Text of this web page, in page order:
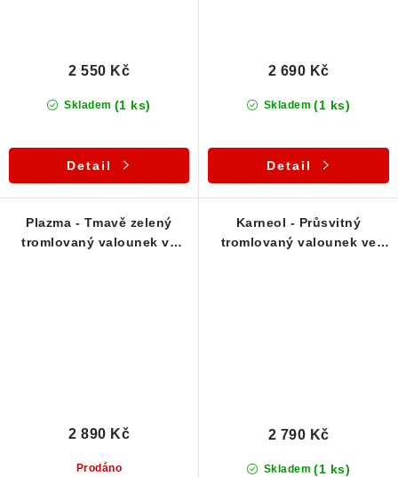
Skladem (1 ks)
2 550 Kč
Detail
Skladem (1 ks)
2 690 Kč
Detail
Plazma - Tmavě zelený
tromlovaný valounek ve
Prodáno
2 890 Kč
Karneol - Průsvitný
tromlovaný valounek ve
Skladem (1 ks)
2 790 Kč